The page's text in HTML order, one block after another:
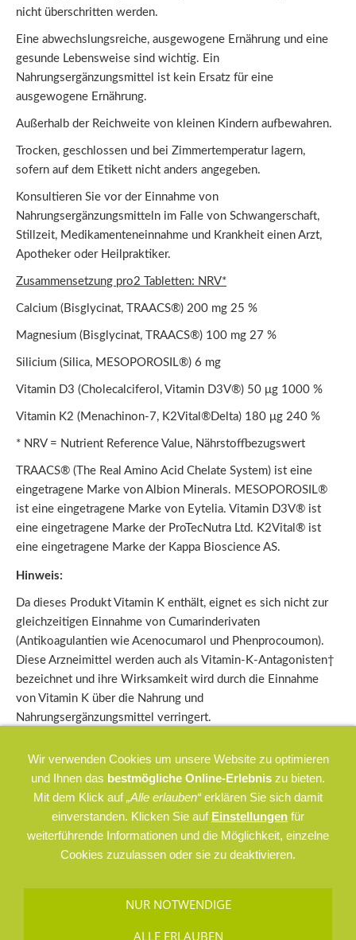
nicht überschritten werden.
Eine abwechslungsreiche, ausgewogene Ernährung und eine
gesunde Lebensweise sind wichtig. Ein
Nahrungsergänzungsmittel ist kein Ersatz für eine
ausgewogene Ernährung.
Außerhalb der Reichweite von kleinen Kindern aufbewahren.
Trocken, geschlossen und bei Zimmertemperatur lagern,
sofern auf dem Etikett nicht anders angegeben.
Konsultieren Sie vor der Einnahme von
Nahrungsergänzungsmitteln im Falle von Schwangerschaft,
Stillzeit, Medikamenteneinnahme und Krankheit einen Arzt,
Apotheker oder Heilpraktiker.
Zusammensetzung pro2 Tabletten: NRV*
Calcium (Bisglycinat, TRAACS®) 200 mg 25 %
Magnesium (Bisglycinat, TRAACS®) 100 mg 27 %
Silicium (Silica, MESOPOROSIL®) 6 mg
Vitamin D3 (Cholecalciferol, Vitamin D3V®) 50 μg 1000 %
Vitamin K2 (Menachinon-7, K2Vital®Delta) 180 μg 240 %
* NRV = Nutrient Reference Value, Nährstoffbezugswert
TRAACS® (The Real Amino Acid Chelate System) ist eine
eingetragene Marke von Albion Minerals. MESOPOROSIL®
ist eine eingetragene Marke von Eytelia. Vitamin D3V® ist
eine eingetragene Marke der ProTecNutra Ltd. K2Vital® ist
eine eingetragene Marke der Kappa Bioscience AS.
Hinweis:
Da dieses Produkt Vitamin K enthält, eignet es sich nicht zur
gleichzeitigen Einnahme von Cumarinderivaten
(Antikoagulantien wie Acenocumarol und Phenprocoumon).
Diese Arzneimittel werden auch als Vitamin-K-Antagonisten†
bezeichnet und ihre Wirksamkeit wird durch die Einnahme
von Vitamin K über die Nahrung und
Nahrungsergänzungsmittel verringert.
AGBDatenschutzImpressumVersand & Zahlung
Cookies
Wir verwenden Cookies um unsere Website zu optimieren
und Ihnen das bestmögliche Online-Erlebnis zu bieten.
Mit dem Klick auf„Alle erlauben“erklären Sie sich damit
einverstanden. Klicken Sie auf Einstellungen für
weiterführende Informationen und die Möglichkeit, einzelne
Cookies zuzulassen oder sie zu deaktivieren.
NUR NOTWENDIGE
ALLE ERLAUBEN